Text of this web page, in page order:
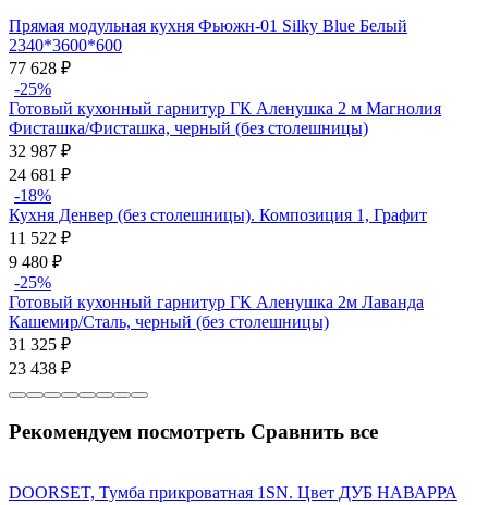
Прямая модульная кухня Фьюжн-01 Silky Blue Белый
2340*3600*600
77 628 ₽
-25%
Готовый кухонный гарнитур ГК Аленушка 2 м Магнолия
Фисташка/Фисташка, черный (без столешницы)
32 987 ₽
24 681 ₽
-18%
Кухня Денвер (без столешницы). Композиция 1, Графит
11 522 ₽
9 480 ₽
-25%
Готовый кухонный гарнитур ГК Аленушка 2м Лаванда
Кашемир/Сталь, черный (без столешницы)
31 325 ₽
23 438 ₽
Рекомендуем посмотреть Сравнить все
DOORSET, Тумба прикроватная 1SN. Цвет ДУБ НАВАРРА